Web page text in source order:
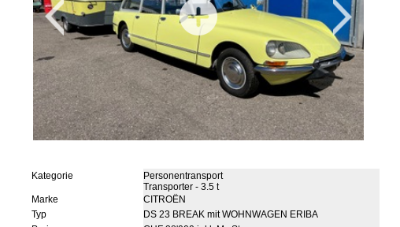
Kategorie
Personentransport
Transporter - 3.5 t
Marke
CITROËN
Typ
DS 23 BREAK mit WOHNWAGEN ERIBA